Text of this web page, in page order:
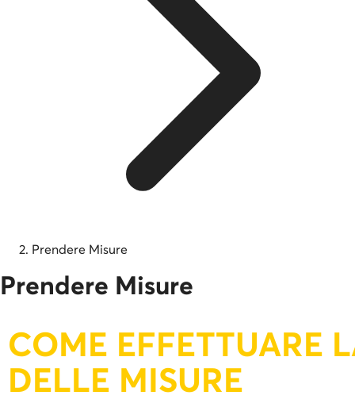
Prendere Misure
Prendere Misure
COME EFFETTUARE
DELLE MISURE